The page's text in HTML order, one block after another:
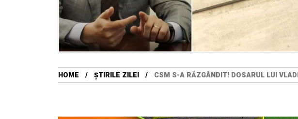
HOME ȘTIRILE ZILEI CSM S-A RĂZGÂNDIT! DOSARUL LUI